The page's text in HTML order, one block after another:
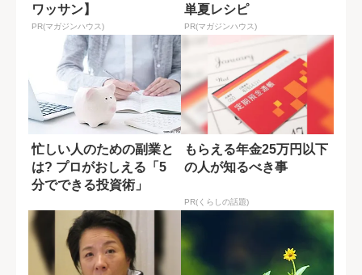
ワッサン】
PR(マガジンハウス)
単夏レシピ
PR(マガジンハウス)
忙しい人のための副業と
は? プロがおしえる「5
分でできる投資術」
もらえる年金25万円以下
の人が知るべき事
PR(くらしの話題)